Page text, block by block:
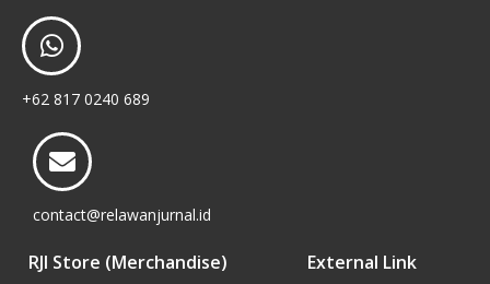
+62 817 0240 689
contact@relawanjurnal.id
RJI Store (Merchandise) External Link